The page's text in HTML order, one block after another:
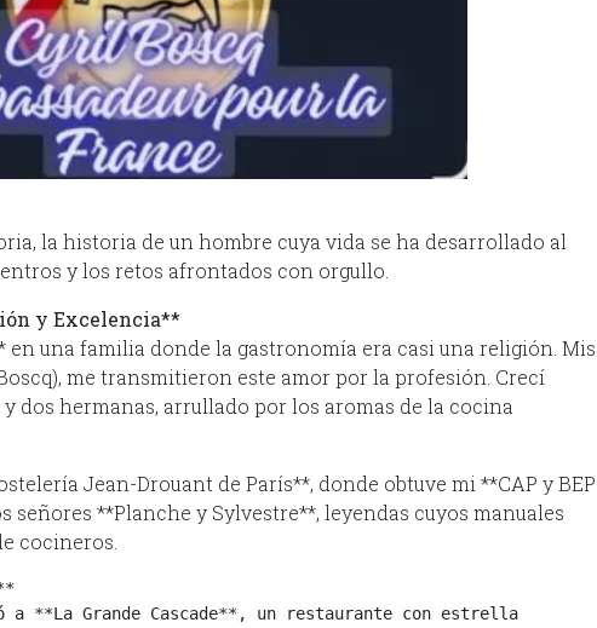
la historia de un hombre cuya vida se ha desarrollado al
y los retos afrontados con orgullo.
y Excelencia**
en una familia donde la gastronomía era casi una religión. Mis
me transmitieron este amor por la profesión. Crecí
dos hermanas, arrullado por los aromas de la cocina
Jean-Drouant de París**, donde obtuve mi **CAP y BEP
señores **Planche y Sylvestre**, leyendas cuyos manuales
cocineros.
a **La Grande Cascade**, un restaurante con estrella